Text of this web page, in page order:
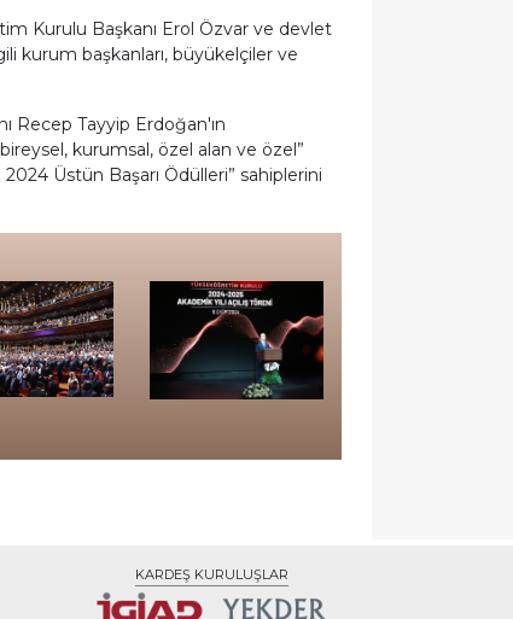
Kurulu Başkanı Erol Özvar ve devlet
kurum başkanları, büyükelçiler ve
Recep Tayyip Erdoğan'ın
kurumsal, özel alan ve özel”
Üstün Başarı Ödülleri” sahiplerini
KARDEŞ KURULUŞLAR